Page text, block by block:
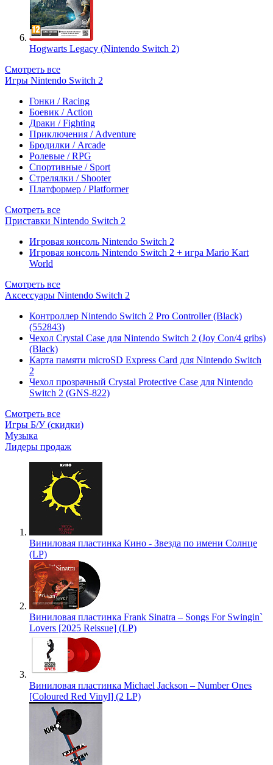
Hogwarts Legacy (Nintendo Switch 2)
Смотреть все
Игры Nintendo Switch 2
Гонки / Racing
Боевик / Action
Драки / Fighting
Приключения / Adventure
Бродилки / Arcade
Ролевые / RPG
Спортивные / Sport
Стрелялки / Shooter
Платформер / Platformer
Смотреть все
Приставки Nintendo Switch 2
Игровая консоль Nintendo Switch 2
Игровая консоль Nintendo Switch 2 + игра Mario Kart
World
Смотреть все
Аксессуары Nintendo Switch 2
Контроллер Nintendo Switch 2 Pro Controller (Black)
(552843)
Чехол Сrystal Сase для Nintendo Switch 2 (Joy Con/4 gribs)
(Black)
Карта памяти microSD Express Card для Nintendo Switch
2
Чехол прозрачный Crystal Protective Case для Nintendo
Switch 2 (GNS-822)
Смотреть все
Игры Б/У (скидки)
Музыка
Лидеры продаж
Виниловая пластинка Кино - Звезда по имени Солнце
(LP)
Виниловая пластинка Frank Sinatra – Songs For Swingin`
Lovers [2025 Reissue] (LP)
Виниловая пластинка Michael Jackson – Number Ones
[Coloured Red Vinyl] (2 LP)